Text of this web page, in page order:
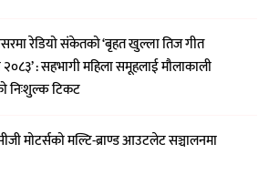
रेडियो संकेतको ‘बृहत खुल्ला तिज गीत
२०८३’ : सहभागी महिला समूहलाई मौलाकाली
निःशुल्क टिकट
मोटर्सको मल्टि-ब्राण्ड आउटलेट सञ्चालनमा